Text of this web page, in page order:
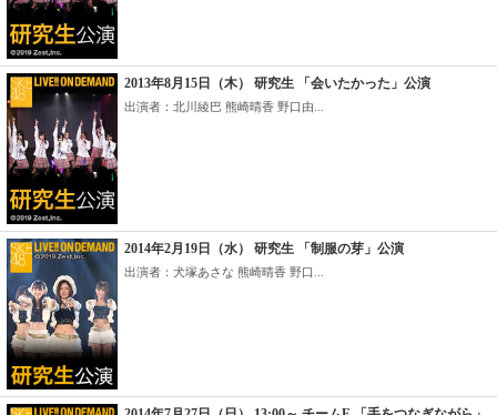
2013年8月15日（木） 研究生 「会いたかった」公演
出演者：北川綾巴 熊崎晴香 野口由...
2014年2月19日（水） 研究生 「制服の芽」公演
出演者：犬塚あさな 熊崎晴香 野口...